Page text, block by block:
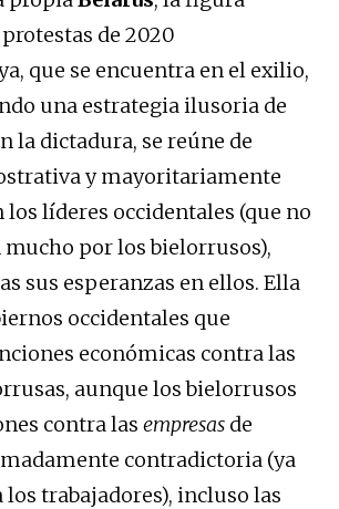
de 2020
que se encuentra en el exilio,
una estrategia ilusoria de
la dictadura, se reúne de
y mayoritariamente
líderes occidentales (que no
mucho por los bielorrusos),
sus esperanzas en ellos. Ella
occidentales que
económicas contra las
aunque los bielorrusos
contra las empresas de
contradictoria (ya
los trabajadores), incluso las